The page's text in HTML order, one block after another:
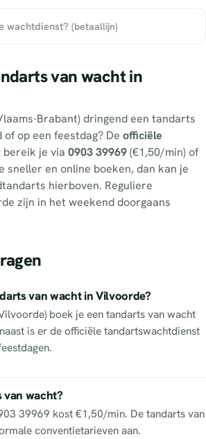
wachtdienst? (betaallijn)
van wacht in
Brabant) dringend een tandarts
op een feestdag? De officiële
bereik je via 0903 39969(€1,50/min) of
sneller en online boeken, dan kan je
hierboven. Reguliere
zijn in het weekend doorgaans
van wacht in Vilvoorde?
boek je een tandarts van wacht
is er de officiële tandartswachtdienst
van wacht?
39969 kost €1,50/min. De tandarts van
conventietarieven aan.